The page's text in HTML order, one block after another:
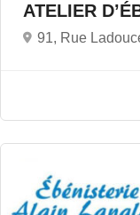
ATELIER
91, Rue